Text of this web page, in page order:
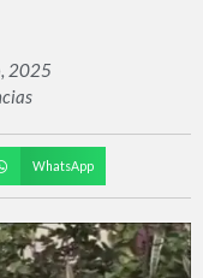
2025
WhatsApp